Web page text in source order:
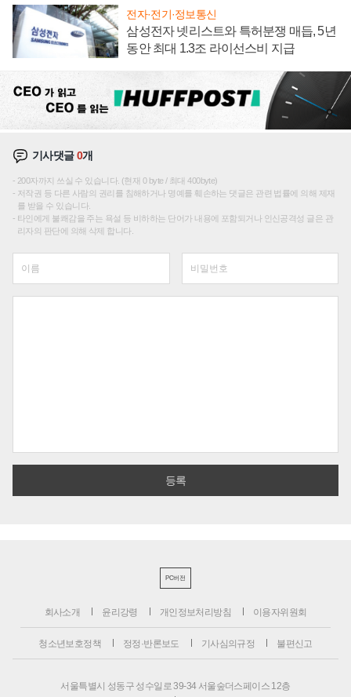
전자·전기·정보통신
삼성전자 넷리스트와 특허분쟁 매듭, 5년
동안 최대 1.3조 라이선스비 지급
기사댓글0개
200자까지 쓰실 수 있습니다. (현재 0 byte / 최대 400byte)
저작권 등 다른 사람의 권리를 침해하거나 명예를 훼손하는 댓글은 관련 법률에 의해 제재
를 받을 수 있습니다.
타인에게 불쾌감을 주는 욕설 등 비하하는 단어가 내용에 포함되거나 인신공격성 글은 관
리자의 판단에 의해 삭제 합니다.
PC버전
회사소개 윤리강령 개인정보처리방침 이용자위원회
청소년보호정책 정정·반론보도 기사심의규정 불편신고
서울특별시 성동구 성수일로 39-34 서울숲더스페이스 12층